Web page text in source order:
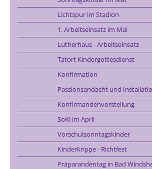
Lichtspur im Stadion
1. Arbeitseinsatz im Mai
Lutherhaus - Arbeitseinsatz
Tatort Kindergottesdienst
Konfirmation
Passionsandacht und
Konfirmandenvorstellung
SoKi im April
Vorschulsonntagskinder
Kinderkrippe - Richtfest
Präparandentag in Bad